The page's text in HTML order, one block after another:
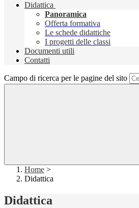
Didattica
Panoramica
Offerta formativa
Le schede didattiche
I progetti delle classi
Documenti utili
Contatti
Campo di ricerca per le pagine del sito
Home >
Didattica
Didattica